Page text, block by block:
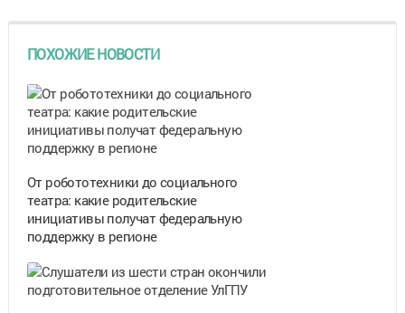
ПОХОЖИЕ НОВОСТИ
От робототехники до социального
театра: какие родительские
инициативы получат федеральную
поддержку в регионе